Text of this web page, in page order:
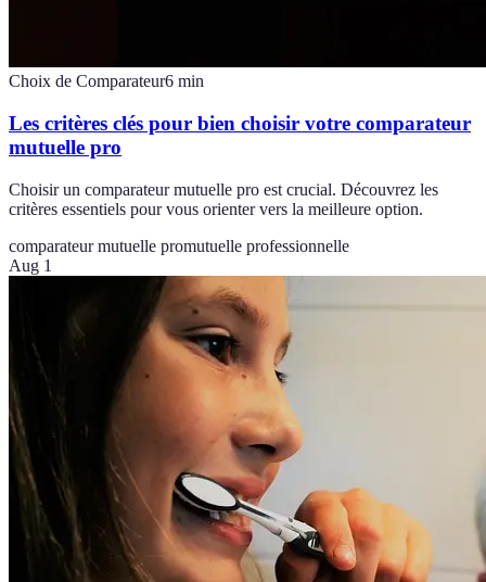
Choix de Comparateur6 min
Les critères clés pour bien choisir votre comparateur
mutuelle pro
Choisir un comparateur mutuelle pro est crucial. Découvrez les
critères essentiels pour vous orienter vers la meilleure option.
comparateur mutuelle promutuelle professionnelle
Aug 1